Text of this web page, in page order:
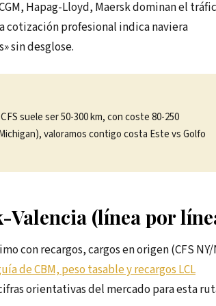
Hapag-Lloyd, Maersk dominan el
cotización profesional indica naviera
sin desglose.
suele ser 50-300 km, con coste 80-250
valoramos contigo costa Este vs Golfo
Valencia (línea por
con recargos, cargos en origen (CFS
de CBM, peso tasable y recargos LCL
orientativas del mercado para esta